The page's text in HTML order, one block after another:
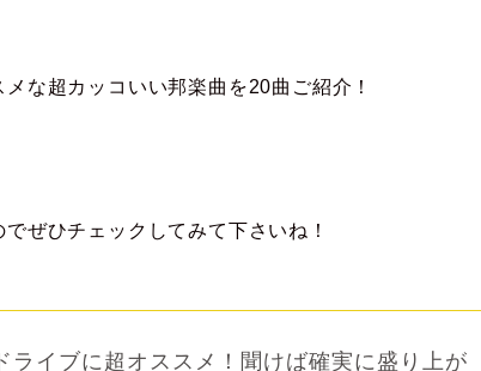
な超カッコいい邦楽曲を20曲ご紹介！
ぜひチェックしてみて下さいね！
ライブに超オススメ！聞けば確実に盛り上が